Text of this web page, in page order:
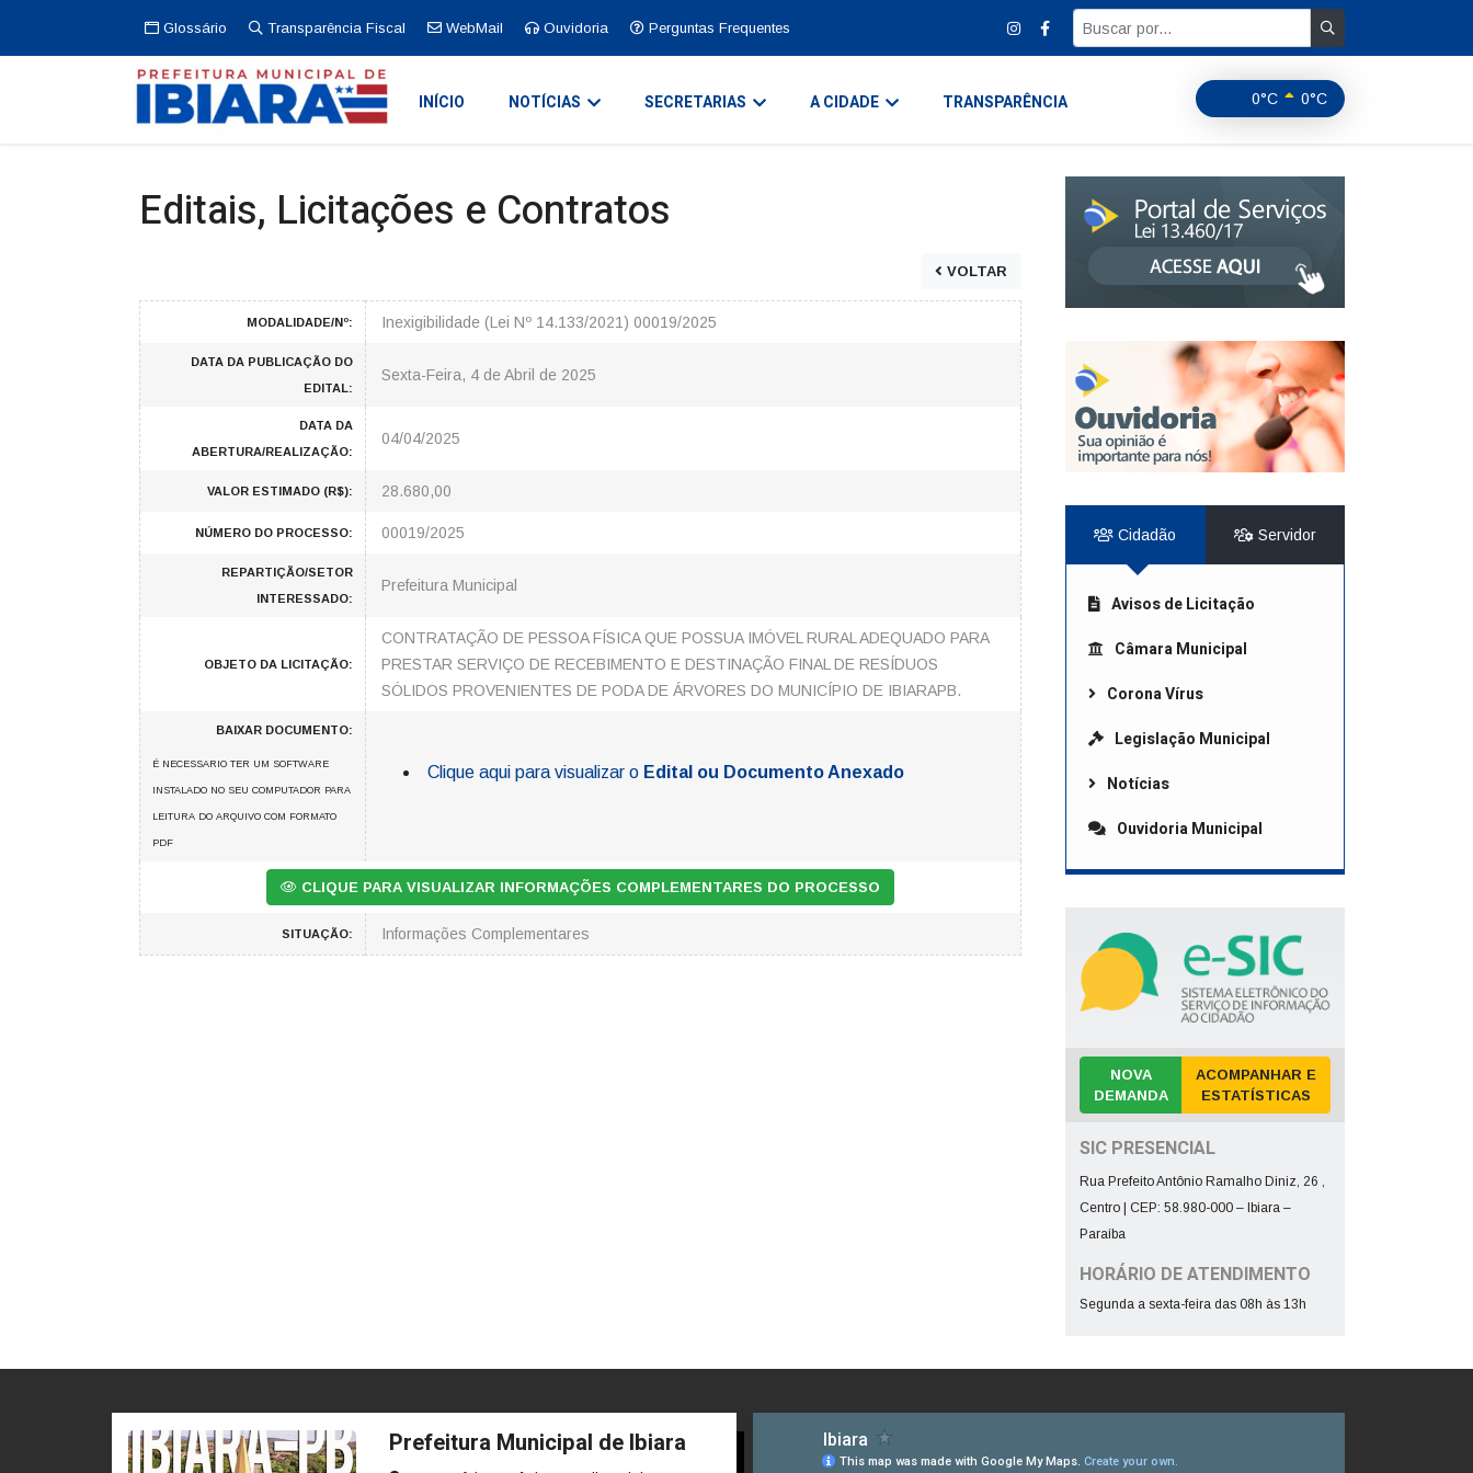
Glossário Transparência Fiscal WebMail Ouvidoria Perguntas Frequentes
0°C 0°C
INÍCIO NOTÍCIAS SECRETARIAS A CIDADE TRANSPARÊNCIA
Editais, Licitações e Contratos
VOLTAR
MODALIDADE/Nº: Inexigibilidade (Lei Nº 14.133/2021) 00019/2025
DATA DA PUBLICAÇÃO DO
EDITAL:
Sexta-Feira, 4 de Abril de 2025
DATA DA
ABERTURA/REALIZAÇÃO:
04/04/2025
VALOR ESTIMADO (R$): 28.680,00
NÚMERO DO PROCESSO: 00019/2025
REPARTIÇÃO/SETOR
INTERESSADO:
Prefeitura Municipal
OBJETO DA LICITAÇÃO:
CONTRATAÇÃO DE PESSOA FÍSICA QUE POSSUA IMÓVEL RURAL ADEQUADO PARA
PRESTAR SERVIÇO DE RECEBIMENTO E DESTINAÇÃO FINAL DE RESÍDUOS
SÓLIDOS PROVENIENTES DE PODA DE ÁRVORES DO MUNICÍPIO DE IBIARAPB.
BAIXAR DOCUMENTO:
É NECESSARIO TER UM SOFTWARE
INSTALADO NO SEU COMPUTADOR PARA
LEITURA DO ARQUIVO COM FORMATO
PDF
Clique aqui para visualizar o Edital ou Documento Anexado
CLIQUE PARA VISUALIZAR INFORMAÇÕES COMPLEMENTARES DO PROCESSO
SITUAÇÃO: Informações Complementares
Cidadão Servidor
Avisos de Licitação
Câmara Municipal
Corona Vírus
Legislação Municipal
Notícias
Ouvidoria Municipal
NOVA
DEMANDA
ACOMPANHAR E
ESTATÍSTICAS
SIC PRESENCIAL
Rua Prefeito Antônio Ramalho Diniz, 26 ,
Centro | CEP: 58.980-000 – Ibiara –
Paraíba
HORÁRIO DE ATENDIMENTO
Segunda a sexta-feira das 08h às 13h
Prefeitura Municipal de Ibiara